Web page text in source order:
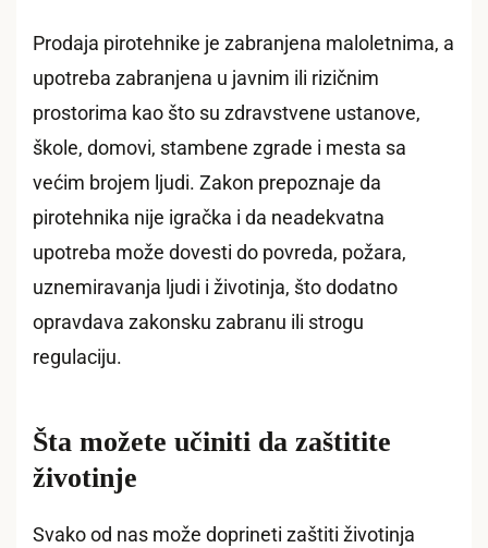
Prodaja pirotehnike je zabranjena maloletnima, a
upotreba zabranjena u javnim ili rizičnim
prostorima kao što su zdravstvene ustanove,
škole, domovi, stambene zgrade i mesta sa
većim brojem ljudi. Zakon prepoznaje da
pirotehnika nije igračka i da neadekvatna
upotreba može dovesti do povreda, požara,
uznemiravanja ljudi i životinja, što dodatno
opravdava zakonsku zabranu ili strogu
regulaciju.
Šta možete učiniti da zaštitite
životinje
Svako od nas može doprineti zaštiti životinja